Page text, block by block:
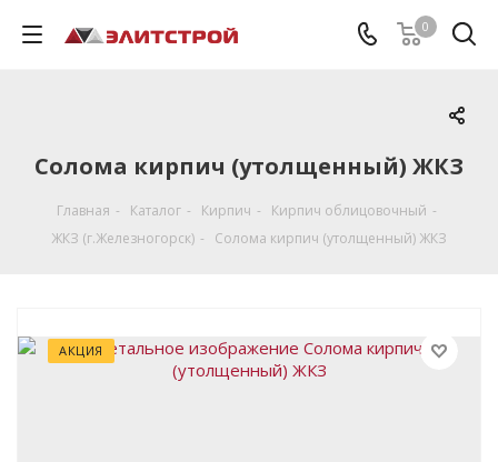
0
Солома кирпич (утолщенный) ЖКЗ
Главная - Каталог - Кирпич - Кирпич облицовочный -
ЖКЗ (г.Железногорск) - Солома кирпич (утолщенный) ЖКЗ
АКЦИЯ